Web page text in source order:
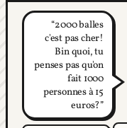
2000 balles
c'est pas cher!
Bin quoi, tu
penses pas qu'on
fait 1000
personnes à 15
euros?